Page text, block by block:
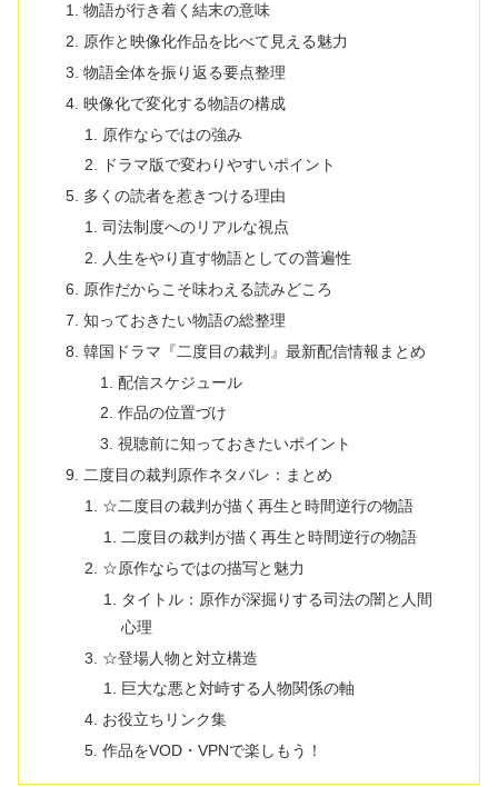
物語が行き着く結末の意味
原作と映像化作品を比べて見える魅力
物語全体を振り返る要点整理
映像化で変化する物語の構成
原作ならではの強み
ドラマ版で変わりやすいポイント
多くの読者を惹きつける理由
司法制度へのリアルな視点
人生をやり直す物語としての普遍性
原作だからこそ味わえる読みどころ
知っておきたい物語の総整理
韓国ドラマ『二度目の裁判』最新配信情報まとめ
配信スケジュール
作品の位置づけ
視聴前に知っておきたいポイント
二度目の裁判原作ネタバレ：まとめ
☆二度目の裁判が描く再生と時間逆行の物語
二度目の裁判が描く再生と時間逆行の物語
☆原作ならではの描写と魅力
タイトル：原作が深掘りする司法の闇と人間
心理
☆登場人物と対立構造
巨大な悪と対峙する人物関係の軸
お役立ちリンク集
作品をVOD・VPNで楽しもう！